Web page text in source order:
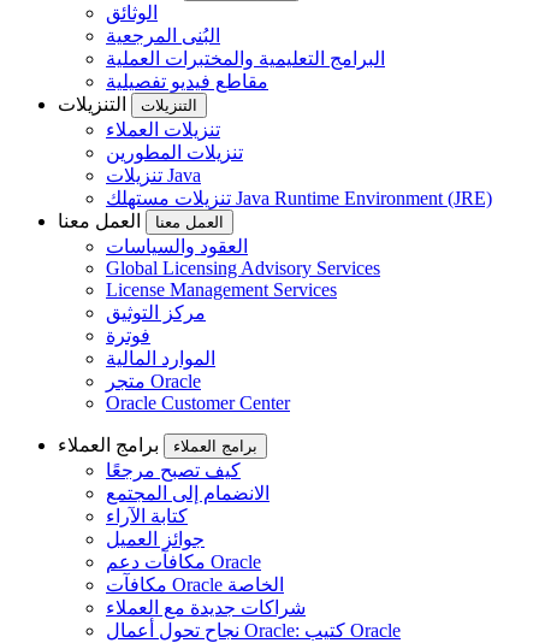
الوثائق
البُنى المرجعية
البرامج التعليمية والمختبرات العملية
مقاطع فيديو تفصيلية
التنزيلات
التنزيلات
تنزيلات العملاء
تنزيلات المطورين
تنزيلات Java
تنزيلات مستهلك Java Runtime Environment (JRE)
العمل معنا
العمل معنا
العقود والسياسات
Global Licensing Advisory Services
License Management Services
مركز التوثيق
فوترة
الموارد المالية
متجر Oracle
Oracle Customer Center
برامج العملاء برامج العملاء
كيف تصبح مرجعًا
الانضمام إلى المجتمع
كتابة الآراء
جوائز العميل
مكافآت دعم Oracle
مكافآت Oracle الخاصة
شراكات جديدة مع العملاء
نجاح تحول أعمال Oracle: كتيب Oracle